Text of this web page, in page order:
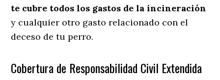
te cubre todos los gastos de la incineración
y cualquier otro gasto relacionado con el
deceso de tu perro.
Cobertura de Responsabilidad Civil Extendida